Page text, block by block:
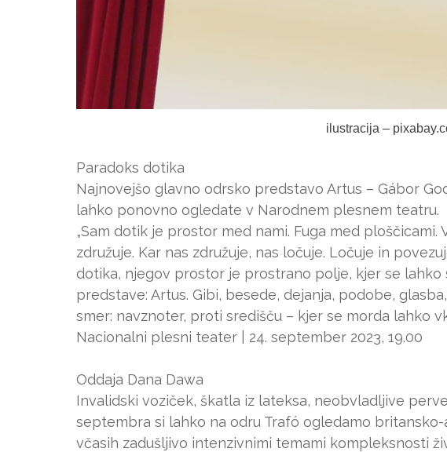
ilustracija –
Paradoks dotika
Najnovejšo glavno odrsko predstavo Artus – Gábor
lahko ponovno ogledate v Narodnem plesnem teatru.
„Sam dotik je prostor med nami. Fuga med ploščicami.
združuje. Kar nas združuje, nas ločuje. Ločuje in
dotika, njegov prostor je prostrano polje, kjer se lahko
predstave: Artus. Gibi, besede, dejanja, podobe,
smer: navznoter, proti središču – kjer se morda lahko
Nacionalni plesni teater | 24. september 2023, 19.00
Oddaja Dana Dawa
Invalidski voziček, škatla iz lateksa, neobvladljive
septembra si lahko na odru Trafó ogledamo
včasih zadušljivo intenzivnimi temami kompleksnosti